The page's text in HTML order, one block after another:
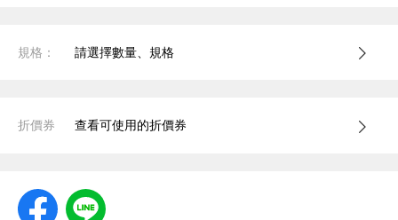
規格： 請選擇數量、規格
折價券 查看可使用的折價券